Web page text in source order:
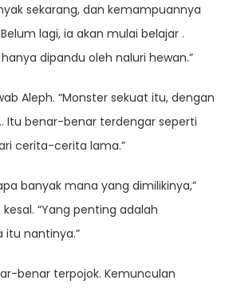
sekarang, dan kemampuannya
lagi, ia akan mulai belajar .
dipandu oleh naluri hewan.”
Aleph. “Monster sekuat itu, dengan
Itu benar-benar terdengar seperti
cerita-cerita lama.”
banyak mana yang dimilikinya,”
“Yang penting adalah
itu nantinya.”
benar terpojok. Kemunculan